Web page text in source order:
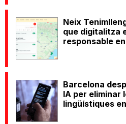
Neix
que digitalitza
responsable
Barcelona
IA per eliminar
lingüístiques